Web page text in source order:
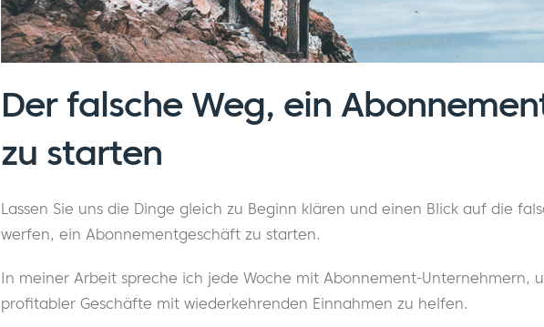
Der falsche Weg, ein
zu starten
Lassen Sie uns die Dinge gleich zu Beginn klären und einen Blick auf die
werfen, ein Abonnementgeschäft zu starten.
In meiner Arbeit spreche ich jede Woche mit Abonnement-Unternehmern,
profitabler Geschäfte mit wiederkehrenden Einnahmen zu helfen.